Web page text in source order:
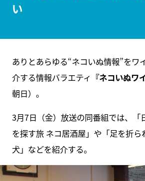
い
ありとあらゆる“ネコいぬ情報”をワ
介する情報バラエティ 『ネコいぬワ
朝日）。
3月7日（金）放送の同番組では、「
を探す旅 ネコ居酒屋」や「足を折
犬」などを紹介する。